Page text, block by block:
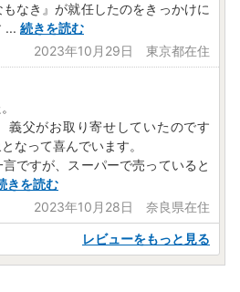
なき』が就任したのをきっかけに
... 続きを読む
2023年10月29日 東京都在住
義父がお取り寄せしていたのです
なって喜んでいます。
ですが、スーパーで売っていると
きを読む
2023年10月28日 奈良県在住
レビューをもっと見る